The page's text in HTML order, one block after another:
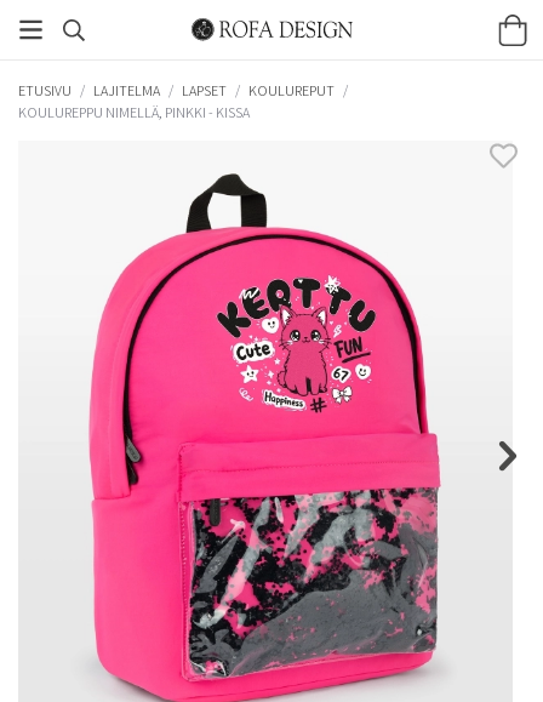
ETUSIVU / LAJITELMA / LAPSET / KOULUREPUT /
KOULUREPPU NIMELLÄ, PINKKI - KISSA